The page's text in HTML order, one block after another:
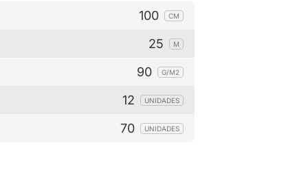
100 CM
25 M
90 G/M2
12 UNIDADES
70 UNIDADES